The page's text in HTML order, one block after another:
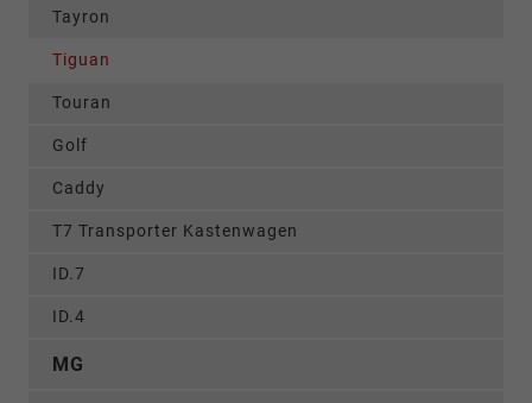
Tayron
Tiguan
Touran
Golf
Caddy
T7 Transporter Kastenwagen
ID.7
ID.4
MG